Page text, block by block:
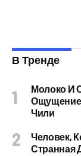
В Тренде
Молоко И
Ощущение
Чили
Человек,
Странная